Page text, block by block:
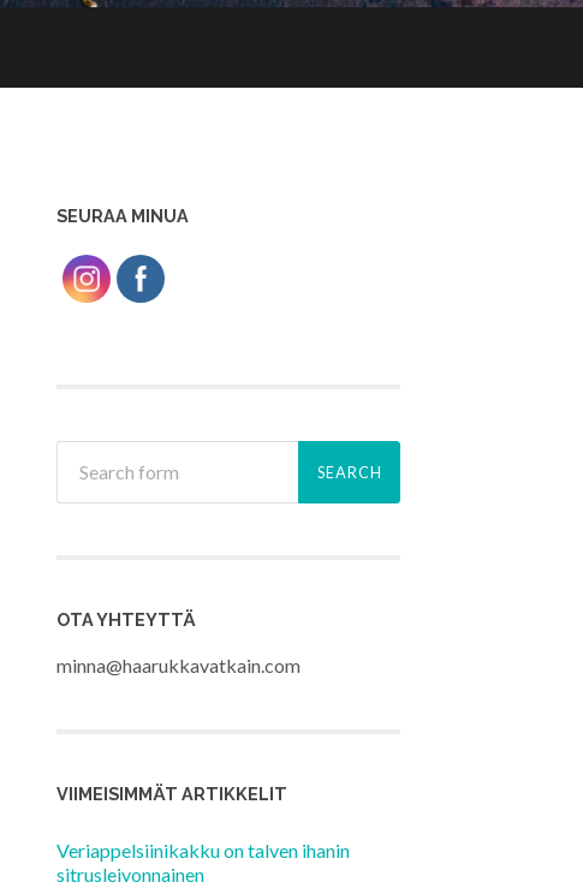
SEURAA MINUA
OTA YHTEYTTÄ
minna@haarukkavatkain.com
VIIMEISIMMÄT ARTIKKELIT
Veriappelsiinikakku on talven ihanin
sitrusleivonnainen